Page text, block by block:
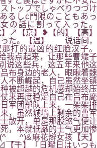
トップでしゃべりつづけ
るしc門限のこともあっ
の話に割って入った。
↗【京】❥【的】【高】
った。【温】 说话间，
打的最凶的红脸汉子。
点起来，让那些曹矮子
说这些兵，这五年来他这
布身边的老人，眼瞅着魏
不断崛起，自己虽然坐镇
被超越的危机感却始终压
来再度稳定自己在吕布麾
团部队上来，一架架排
，虽然城墙上剩余的曹军
散开，单是那股煞气便让
，本就低靡的士气更加惨
麻花辫女孩【天】
于】「日曜日はいつも